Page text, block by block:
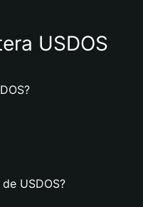
USDOS
USDOS?